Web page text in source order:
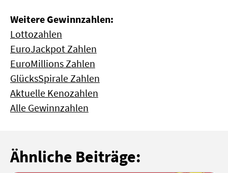
Weitere Gewinnzahlen:
Lottozahlen
EuroJackpot Zahlen
EuroMillions Zahlen
GlücksSpirale Zahlen
Aktuelle Kenozahlen
Alle Gewinnzahlen
Ähnliche Beiträge: